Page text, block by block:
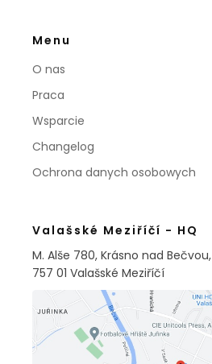
Menu
O nas
Praca
Wsparcie
Changelog
Ochrona danych osobowych
Valašské Meziříčí - HQ
M. Alše 780, Krásno nad Bečvou,
757 01 Valašské Meziříčí